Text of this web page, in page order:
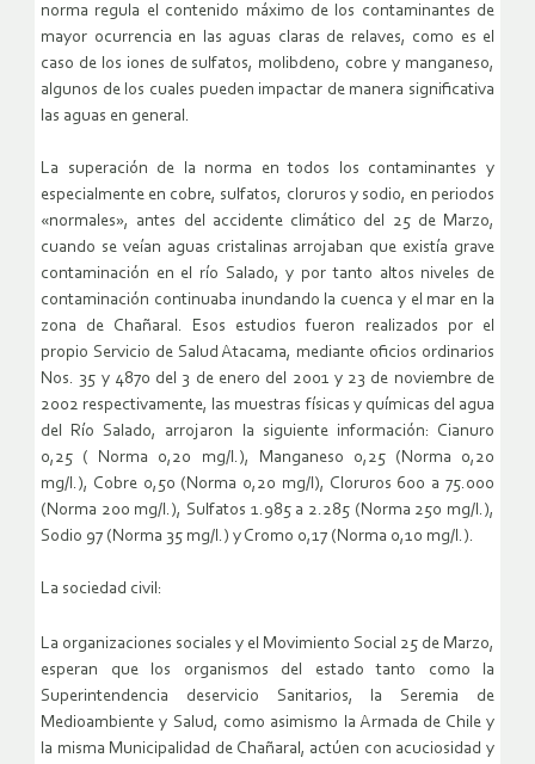
norma regula el contenido máximo de los contaminantes de
mayor ocurrencia en las aguas claras de relaves, como es el
caso de los iones de sulfatos, molibdeno, cobre y manganeso,
algunos de los cuales pueden impactar de manera significativa
las aguas en general.
La superación de la norma en todos los contaminantes y
especialmente en cobre, sulfatos, cloruros y sodio, en periodos
«normales», antes del accidente climático del 25 de Marzo,
cuando se veían aguas cristalinas arrojaban que existía grave
contaminación en el río Salado, y por tanto altos niveles de
contaminación continuaba inundando la cuenca y el mar en la
zona de Chañaral. Esos estudios fueron realizados por el
propio Servicio de Salud Atacama, mediante oficios ordinarios
Nos. 35 y 4870 del 3 de enero del 2001 y 23 de noviembre de
2002 respectivamente, las muestras físicas y químicas del agua
del Río Salado, arrojaron la siguiente información: Cianuro
0,25 ( Norma 0,20 mg/l.), Manganeso 0,25 (Norma 0,20
mg/l.), Cobre 0,50 (Norma 0,20 mg/l), Cloruros 600 a 75.000
(Norma 200 mg/l.), Sulfatos 1.985 a 2.285 (Norma 250 mg/l.),
Sodio 97 (Norma 35 mg/l.) y Cromo 0,17 (Norma 0,10 mg/l.).
La sociedad civil:
La organizaciones sociales y el Movimiento Social 25 de Marzo,
esperan que los organismos del estado tanto como la
Superintendencia deservicio Sanitarios, la Seremia de
Medioambiente y Salud, como asimismo la Armada de Chile y
la misma Municipalidad de Chañaral, actúen con acuciosidad y